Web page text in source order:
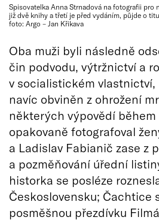
Spisovatelka Anna Strnadová na fotografii pro
již dvě knihy a třetí je před vydáním, půjde o
foto: Argo – Jan Křikava
Oba muži byli následně
čin podvodu, výtržnictví a
v socialistickém vlastnictví,
navíc obviněn z ohrožení
některých výpovědí během
opakovaně fotografoval
a Ladislav Fabianič zase z
a pozměňování úřední
historka se posléze
Československu; Čachtice
posměšnou přezdívku